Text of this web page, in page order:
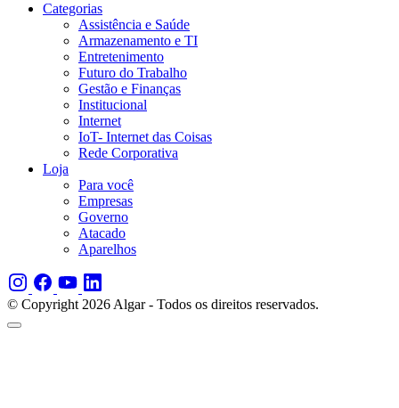
Categorias
Assistência e Saúde
Armazenamento e TI
Entretenimento
Futuro do Trabalho
Gestão e Finanças
Institucional
Internet
IoT- Internet das Coisas
Rede Corporativa
Loja
Para você
Empresas
Governo
Atacado
Aparelhos
© Copyright 2026 Algar - Todos os direitos reservados.